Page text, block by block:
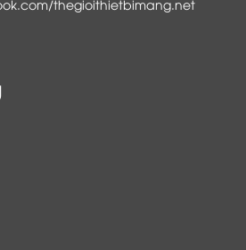
thegioithietbimang.net